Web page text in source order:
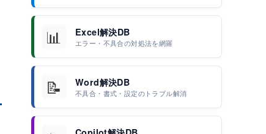
📊 Excel解決DB
エラー・不具合の対処法を網羅
📝 Word解決DB
不具合・書式・設定のトラブル解消